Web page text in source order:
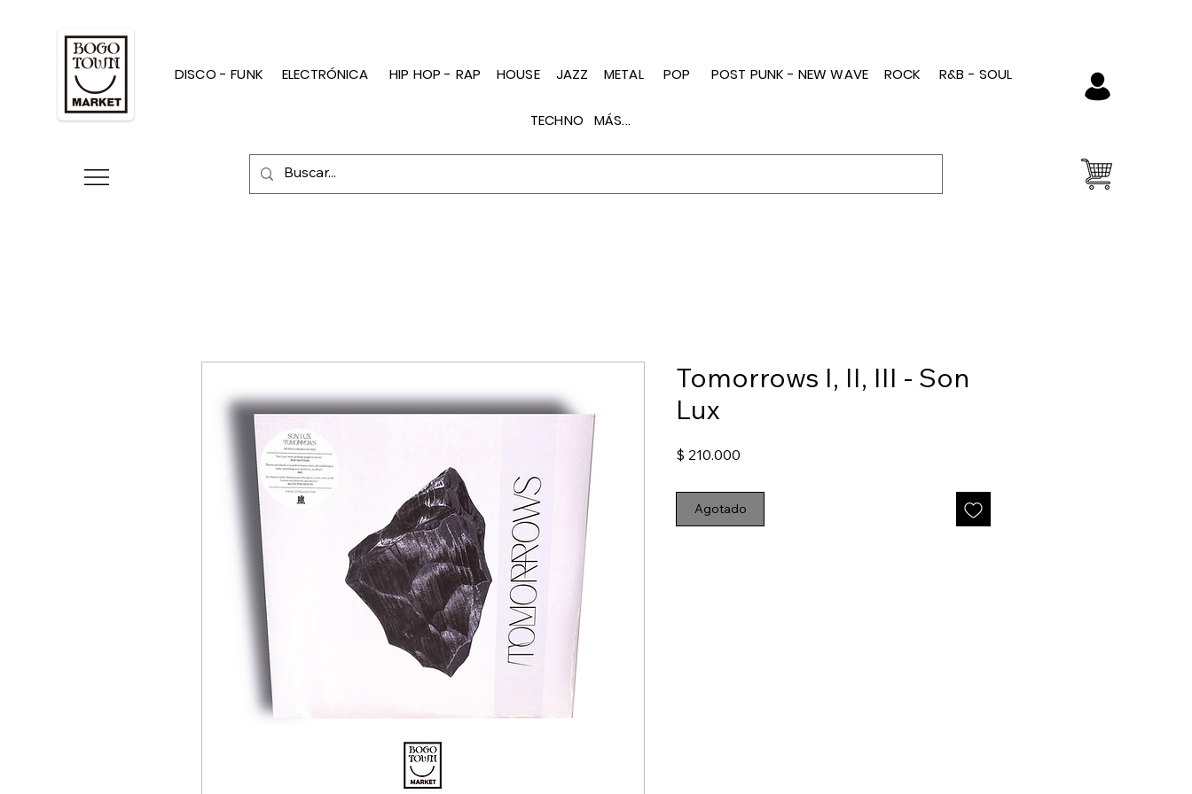
DISCO - FUNK ELECTRÓNICA HIP HOP - RAP HOUSE JAZZ METAL POP POST PUNK - NEW WAVE ROCK R&B - SOUL
TECHNO MÁS...
Tomorrows I, II, III - Son
Lux
$ 210.000
Agotado